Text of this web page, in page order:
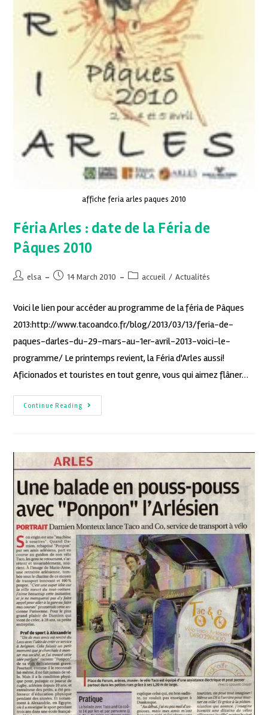
affiche feria arles paques 2010
Féria Arles : date de la Féria de
Pâques 2010
elsa 14 March 2010 accueil / Actualités
Voici le lien pour accéder au programme de la féria de Pâques
2013:http://www.tacoandco.fr/blog/2013/03/13/feria-de-
paques-darles-du-29-mars-au-1er-avril-2013-voici-le-
programme/ Le printemps revient, la Féria d'Arles aussi!
Aficionados et touristes en tout genre, vous qui aimez flâner…
Continue Reading